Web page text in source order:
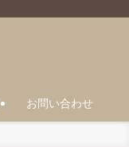
お問い合わせ